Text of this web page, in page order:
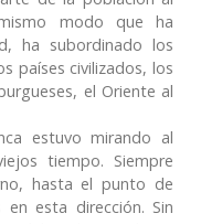
modo que ha
ha subordinado los
países civilizados, los
el Oriente al
estuvo mirando al
tiempo. Siempre
hasta el punto de
esta dirección. Sin